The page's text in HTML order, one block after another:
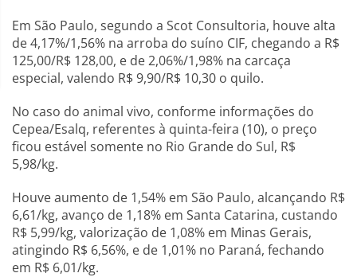
Em São Paulo, segundo a Scot Consultoria, houve alta
de 4,17%/1,56% na arroba do suíno CIF, chegando a R$
125,00/R$ 128,00, e de 2,06%/1,98% na carcaça
especial, valendo R$ 9,90/R$ 10,30 o quilo.
No caso do animal vivo, conforme informações do
Cepea/Esalq, referentes à quinta-feira (10), o preço
ficou estável somente no Rio Grande do Sul, R$
5,98/kg.
Houve aumento de 1,54% em São Paulo, alcançando R$
6,61/kg, avanço de 1,18% em Santa Catarina, custando
R$ 5,99/kg, valorização de 1,08% em Minas Gerais,
atingindo R$ 6,56%, e de 1,01% no Paraná, fechando
em R$ 6,01/kg.